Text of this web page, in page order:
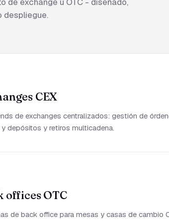
despliegue.
CEX
de exchanges centralizados: gestión de
depósitos y retiros multicadena.
offices OTC
de back office para mesas y casas de cambio